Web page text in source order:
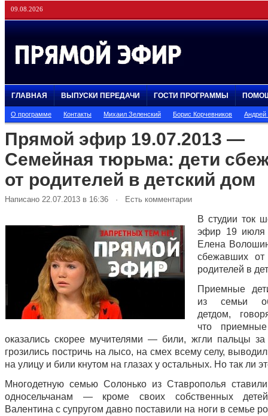
09.08.2026
ГЛАВНАЯ ВЫПУСКИ ПЕРЕДАЧИ ГОСТИ ПРОГРАММЫ
О программе Контакты Михаил Зеленский Борис Корчевников
Прямой эфир 19.07.2013 —
Семейная тюрьма: дети
от родителей в детский дом
Написано 22.07.2013 в 16:36 · Есть комментарии
В студии ток
эфир 19 июля
Елена
сбежавших
родителей в
Приемные
из семьи
детдом,
что
оказались скорее мучителями — били, жгли пальцы за
грозились постричь на лысо, на смех всему селу,
на улицу и били кнутом на глазах у остальных. Но так ли
Многодетную семью Солонько из Ставрополья
односельчанам — кроме своих собственных
Валентина с супругом давно поставили на ноги в семье